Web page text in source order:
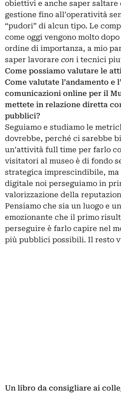
obiettivi e anche saper
gestione fino all’operatività
“pudori” di alcun tipo. Le
come oggi vengono molto
ordine di importanza, a mio
saper lavorare con i tecnici
Come possiamo valutare le
Come valutate l’andamento e
comunicazioni online per il
mettete in relazione diretta
pubblici?
Seguiamo e studiamo le
dovrebbe, perché ci sarebbe
un’attività full time per farlo
visitatori al museo è di fondo
strategica imprescindibile,
digitale noi perseguiamo in
valorizzazione della
Pensiamo che sia un luogo e
emozionante che il primo
perseguire è farlo capire nel
più pubblici possibili. Il resto
Un libro da consigliare ai